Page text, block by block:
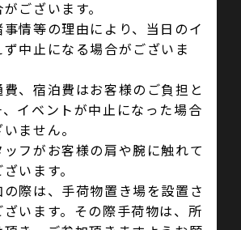
ございます。
情等の理由により、当日のイ
中止になる場合がございま
、宿泊費はお客様のご負担と
イベントが中止になった場合
ません。
フがお客様の肩や腕に触れて
います。
際は、手荷物置き場を設置さ
います。その際手荷物は、所